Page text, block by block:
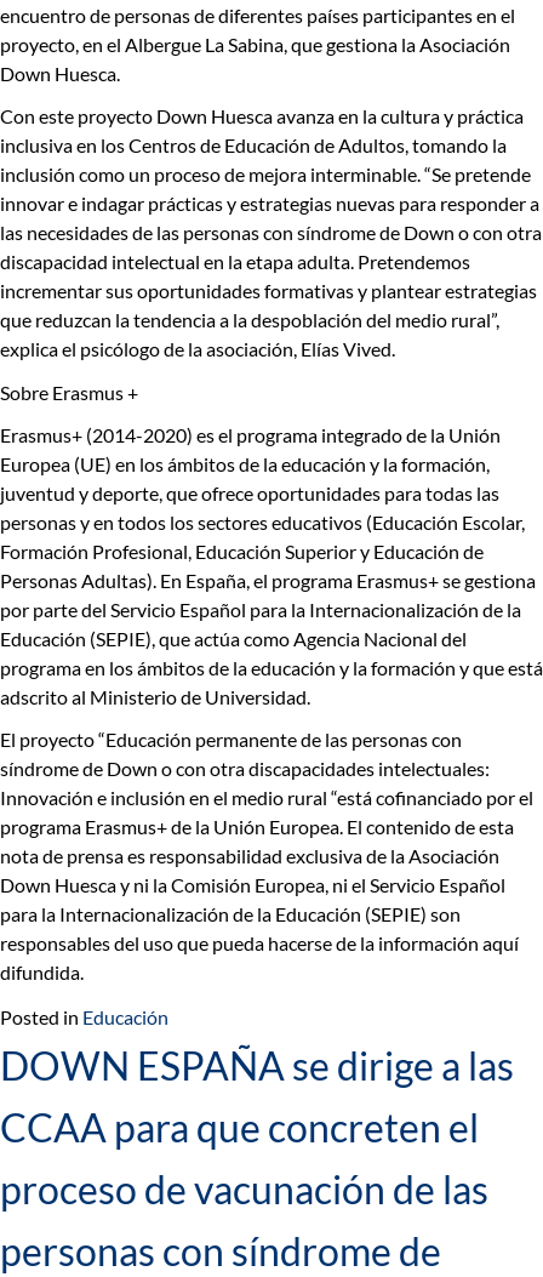
encuentro de personas de diferentes países participantes en el
proyecto, en el Albergue La Sabina, que gestiona la Asociación
Down Huesca.
Con este proyecto Down Huesca avanza en la cultura y práctica
inclusiva en los Centros de Educación de Adultos, tomando la
inclusión como un proceso de mejora interminable. “Se pretende
innovar e indagar prácticas y estrategias nuevas para responder a
las necesidades de las personas con síndrome de Down o con otra
discapacidad intelectual en la etapa adulta. Pretendemos
incrementar sus oportunidades formativas y plantear estrategias
que reduzcan la tendencia a la despoblación del medio rural”,
explica el psicólogo de la asociación, Elías Vived.
Sobre Erasmus +
Erasmus+ (2014-2020) es el programa integrado de la Unión
Europea (UE) en los ámbitos de la educación y la formación,
juventud y deporte, que ofrece oportunidades para todas las
personas y en todos los sectores educativos (Educación Escolar,
Formación Profesional, Educación Superior y Educación de
Personas Adultas). En España, el programa Erasmus+ se gestiona
por parte del Servicio Español para la Internacionalización de la
Educación (SEPIE), que actúa como Agencia Nacional del
programa en los ámbitos de la educación y la formación y que está
adscrito al Ministerio de Universidad
El proyecto “Educación permanente de las personas con
síndrome de Down o con otra discapacidades intelectuales:
Innovación e inclusión en el medio rural “está cofinanciado por el
programa Erasmus+ de la Unión Europea. El contenido de esta
nota de prensa es responsabilidad exclusiva de la Asociación
Down Huesca y ni la Comisión Europea, ni el Servicio Español
para la Internacionalización de la Educación (SEPIE) son
responsables del uso que pueda hacerse de la información aquí
difundida.
Posted in Educación
DOWN ESPAÑA se dirige a las
CCAA para que concreten el
proceso de vacunación de las
personas con síndrome de